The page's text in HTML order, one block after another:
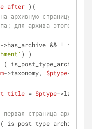
){
архивную страницу
для архива этого
->has_archive && !
) )
->taxonomy, $ptype-
= $ptype->labels-
страница архива
( is_post_type_archive()